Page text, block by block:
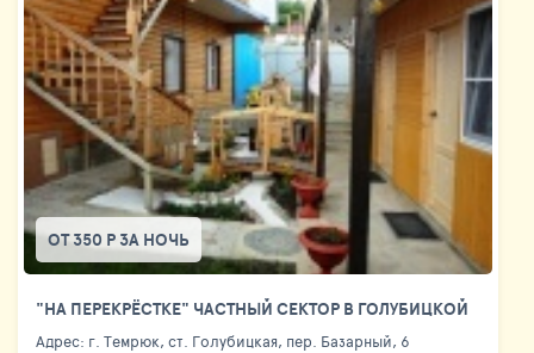
ОТ 350 Р ЗА НОЧЬ
"НА ПЕРЕКРЁСТКЕ" ЧАСТНЫЙ СЕКТОР В ГОЛУБИЦКОЙ
Адрес: г. Темрюк, ст. Голубицкая, пер. Базарный, 6